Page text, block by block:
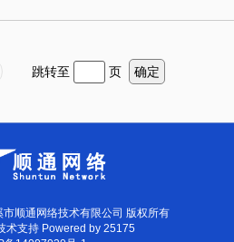
跳转至 页 确定
顺通网络技术有限公司 版权所有
术支持 Powered by 25175